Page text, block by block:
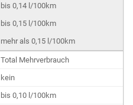
bis 0,14 l/100km
bis 0,15 l/100km
mehr als 0,15 l/100km
Total Mehrverbrauch
kein
bis 0,10 l/100km